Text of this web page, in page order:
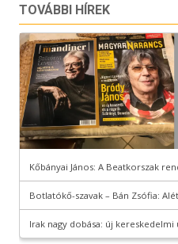
TOVÁBBI HÍREK